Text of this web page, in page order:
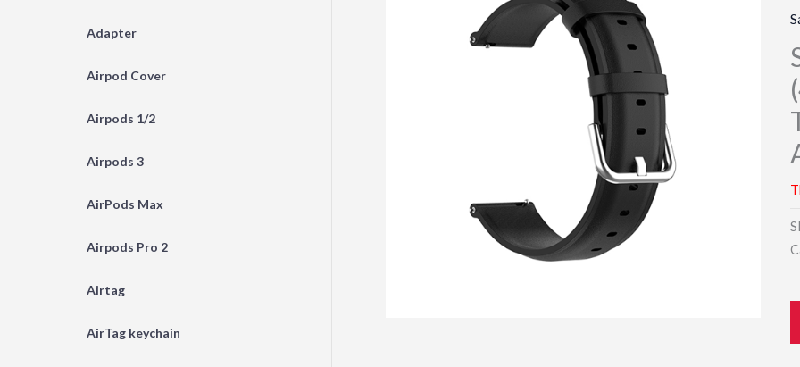
Adapter
Airpod Cover
Airpods 1/2
Airpods 3
AirPods Max
Airpods Pro 2
Airtag
AirTag keychain